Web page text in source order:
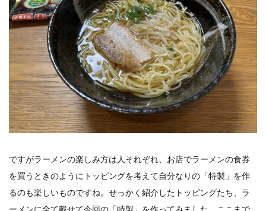
ですがラーメンの楽しみ方は人それぞれ、お店でラーメンの食券
を買うときのようにトッピングを考えて自分なりの「特製」を作
るのも楽しいものですね。せっかく紹介したトッピングたち、ラ
ーメンに全て載せて今回の「特製」を作ってみました。ここまで